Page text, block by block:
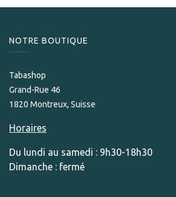
NOTRE BOUTIQUE
Tabashop
Grand-Rue 46
1820 Montreux, Suisse
Horaires
Du lundi au samedi : 9h30-18h30
Dimanche : fermé